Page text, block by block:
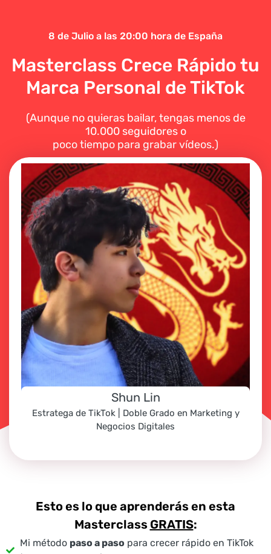
8 de Julio a las 20:00 hora de España
Masterclass Crece Rápido tu
Marca Personal de TikTok
(Aunque no quieras bailar, tengas menos de
10.000 seguidores o
poco tiempo para grabar vídeos.)
Shun Lin
Estratega de TikTok | Doble Grado en Marketing y
Negocios Digitales
Esto es lo que aprenderás en esta
Masterclass GRATIS:
Mi método paso a pasopara crecer rápido en TikTok